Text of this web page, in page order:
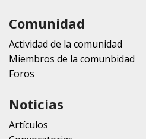
Comunidad
Actividad de la comunidad
Miembros de la comunbidad
Foros
Noticias
Artículos